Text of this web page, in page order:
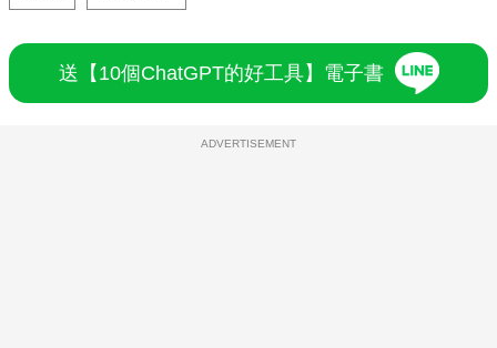
送【10個ChatGPT的好工具】電子書
ADVERTISEMENT